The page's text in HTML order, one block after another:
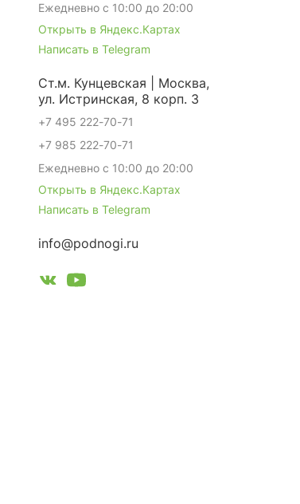
Ежедневно с 10:00 до 20:00
Открыть в Яндекс.Картах
Написать в Telegram
Ст.м. Кунцевская | Москва,
ул. Истринская, 8 корп. 3
+7 495 222-70-71
+7 985 222-70-71
Ежедневно с 10:00 до 20:00
Открыть в Яндекс.Картах
Написать в Telegram
info@podnogi.ru